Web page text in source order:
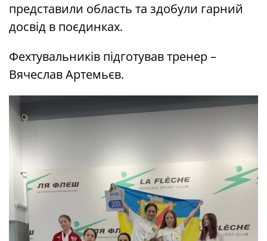
представили область та здобули гарний
досвід в поєдинках.
Фехтувальників підготував тренер –
Вячеслав Артемьєв.